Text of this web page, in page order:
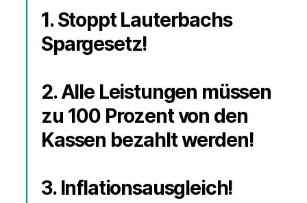
1. Stoppt Lauterbachs
Spargesetz!
2. Alle Leistungen müssen
zu 100 Prozent von den
Kassen bezahlt werden!
3. Inflationsausgleich!